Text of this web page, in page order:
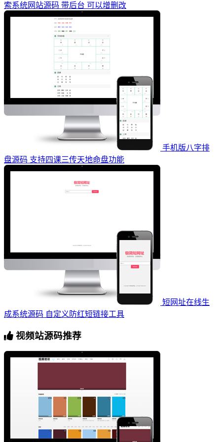
索系统网站源码 带后台 可以增删改
手机版八字排
盘源码 支持四课三传天地命盘功能
短网址在线生
成系统源码 自定义防红短链接工具
视频站源码推荐